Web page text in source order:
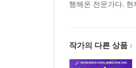
STA란 무엇이고 어떻
01 웹 주소
서브 폴더와 서브 도메인
행해온 전문가다.
작가의 다른 상품